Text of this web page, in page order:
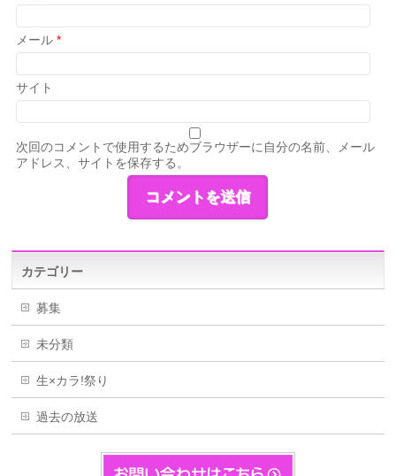
メール*
サイト
次回のコメントで使用するためブラウザーに自分の名前、メール
アドレス、サイトを保存する。
カテゴリー
募集
未分類
生×カラ!祭り
過去の放送